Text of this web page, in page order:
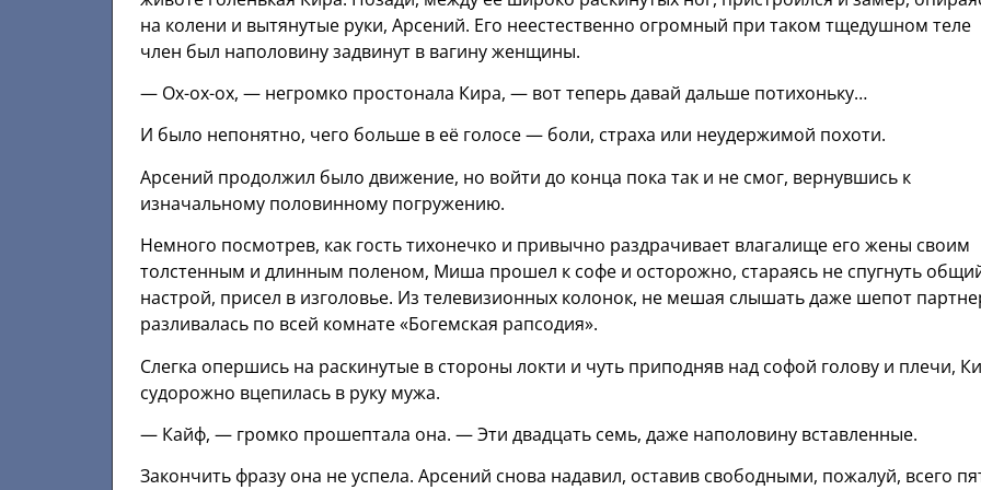
на колени и вытянутые руки, Арсений. Его неестественно огромный при таком тщедушном теле
член был наполовину задвинут в вагину женщины.
— Ох-ох-ох, — негромко простонала Кира, — вот теперь давай дальше потихоньку…
И было непонятно, чего больше в её голосе — боли, страха или неудержимой похоти.
Арсений продолжил было движение, но войти до конца пока так и не смог, вернувшись к
изначальному половинному погружению.
Немного посмотрев, как гость тихонечко и привычно раздрачивает влагалище его жены своим
толстенным и длинным поленом, Миша прошел к софе и осторожно, стараясь не спугнуть
настрой, присел в изголовье. Из телевизионных колонок, не мешая слышать даже шепот
разливалась по всей комнате «Богемская рапсодия».
Слегка опершись на раскинутые в стороны локти и чуть приподняв над софой голову и плечи,
судорожно вцепилась в руку мужа.
— Кайф, — громко прошептала она. — Эти двадцать семь, даже наполовину вставленные.
Закончить фразу она не успела. Арсений снова надавил, оставив свободными, пожалуй, всего